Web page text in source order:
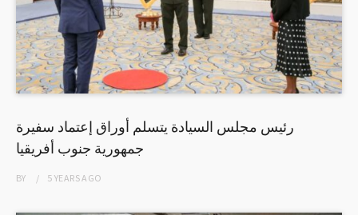
رئيس مجلس السيادة يتسلم أوراق إعتماد سفيرة
جمهورية جنوب أفريقيا
BY 5 YEARSAGO